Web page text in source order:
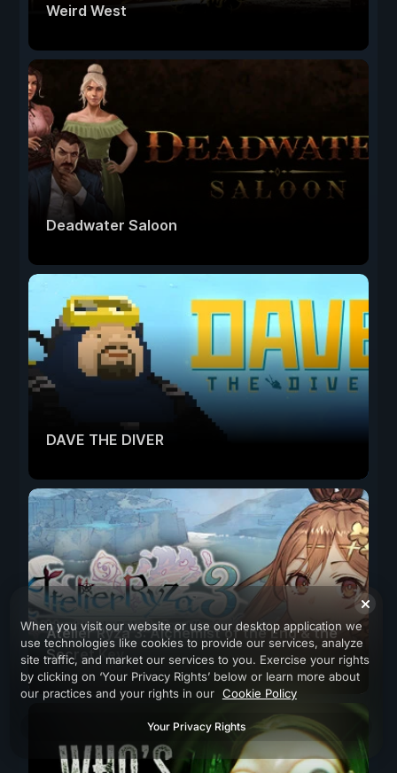
Weird West
Deadwater Saloon
DAVE THE DIVER
Atelier Ryza 3: Alchemist of the End & the
Secret Key
When you visit our website or use our desktop application we
use technologies like cookies to provide our services, analyze
site traffic, and market our services to you. Exercise your rights
by clicking on ‘Your Privacy Rights’ below or learn more about
our practices and your rights in our Cookie Policy
Your Privacy Rights